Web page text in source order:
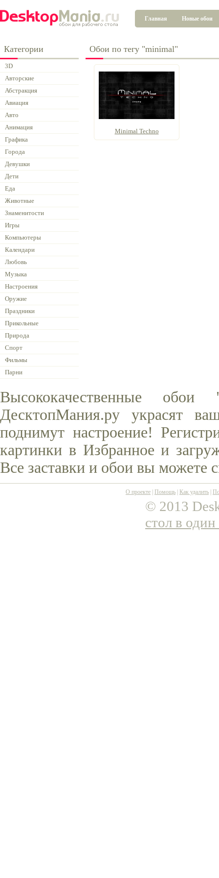
Главная Новые обои
Категории
3D
Авторские
Абстракция
Авиация
Авто
Анимация
Графика
Города
Девушки
Дети
Еда
Животные
Знаменитости
Игры
Компьютеры
Календари
Любовь
Музыка
Настроения
Оружие
Праздники
Прикольные
Природа
Спорт
Фильмы
Парни
Обои по тегу "minimal"
Minimal Techno
Высококачественные
ДесктопМания.ру украсят
поднимут настроение!
картинки в Избранное и
Все заставки и обои вы можете
О проекте Помощь Как удалить
© 2013
стол в